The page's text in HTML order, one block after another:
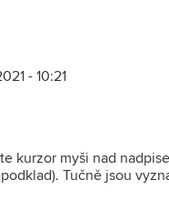
- 10:21
kurzor myši nad
Tučně jsou